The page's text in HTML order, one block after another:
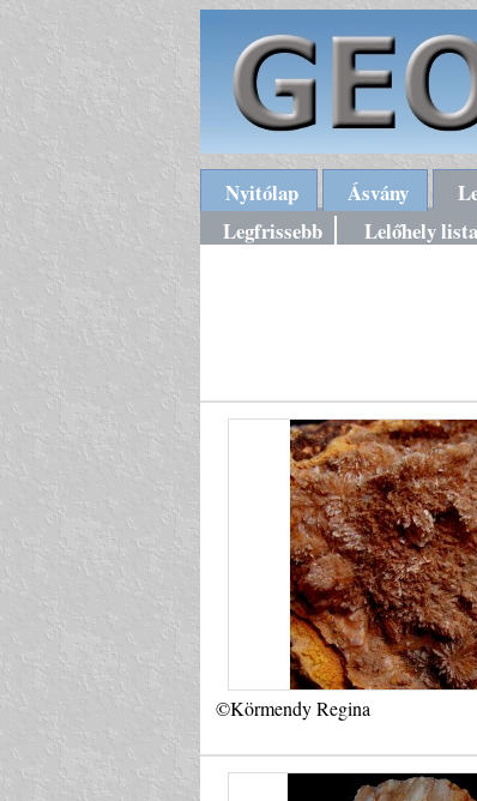
Nyitólap Ásvány
Legfrissebb
Lelőhely lista
©Körmendy Regina